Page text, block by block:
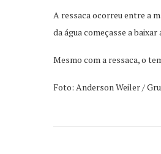
A ressaca ocorreu entre a
da água começasse a
Mesmo com a ressaca, o
Foto: Anderson Weiler /